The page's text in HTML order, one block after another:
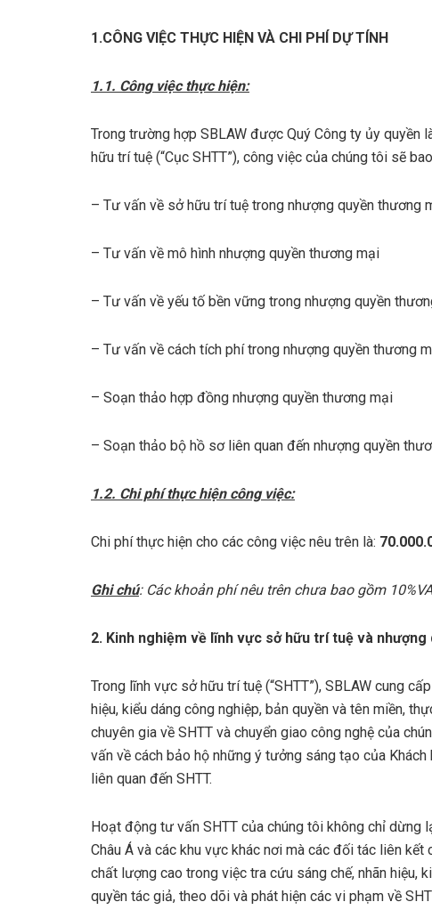
1.CÔNG VIỆC THỰC HIỆN VÀ CHI PHÍ DỰ TÍNH
1.1. Công việc thực hiện:
Trong trường hợp SBLAW được Quý Công ty ủy
hữu trí tuệ (“Cục SHTT”), công việc của chúng tôi sẽ
– Tư vấn về sở hữu trí tuệ trong nhượng quyền thương
– Tư vấn về mô hình nhượng quyền thương mại
– Tư vấn về yếu tố bền vững trong nhượng quyền
– Tư vấn về cách tích phí trong nhượng quyền thương
– Soạn thảo hợp đồng nhượng quyền thương mại
– Soạn thảo bộ hồ sơ liên quan đến nhượng quyền
1.2. Chi phí thực hiện công việc:
Chi phí thực hiện cho các công việc nêu trên là:
Ghi chú: Các khoản phí nêu trên chưa bao gồm
2. Kinh nghiệm về lĩnh vực sở hữu trí tuệ và nhượng
Trong lĩnh vực sở hữu trí tuệ (“SHTT”), SBLAW cung
hiệu, kiểu dáng công nghiệp, bản quyền và tên miền,
chuyên gia về SHTT và chuyển giao công nghệ của
vấn về cách bảo hộ những ý tưởng sáng tạo của
liên quan đến SHTT.
Hoạt động tư vấn SHTT của chúng tôi không chỉ dừng
Châu Á và các khu vực khác nơi mà các đối tác liên
chất lượng cao trong việc tra cứu sáng chế, nhãn hiệu,
quyền tác giả, theo dõi và phát hiện các vi phạm về